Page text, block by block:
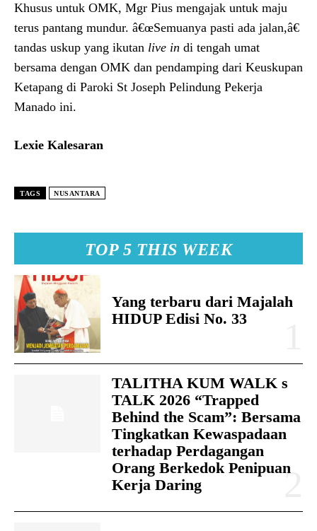
TOP 5 THIS WEEK
Yang terbaru dari Majalah
HIDUP Edisi No. 33
TALITHA KUM WALK s
TALK 2026 “Trapped
Behind the Scam”: Bersama
Tingkatkan Kewaspadaan
terhadap Perdagangan
Orang Berkedok Penipuan
Kerja Daring
Khusus untuk OMK, Mgr Pius mengajak untuk maju
terus pantang mundur. â€œSemuanya pasti ada jalan,â€
tandas uskup yang ikutan live in di tengah umat
bersama dengan OMK dan pendamping dari Keuskupan
Ketapang di Paroki St Joseph Pelindung Pekerja
Manado ini.
Lexie Kalesaran
TAGS NUSANTARA